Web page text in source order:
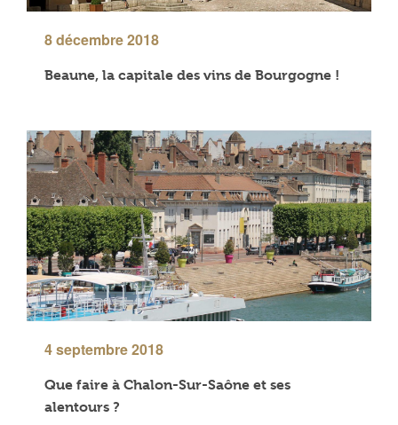
8 décembre 2018
Beaune, la capitale des vins de Bourgogne !
4 septembre 2018
Que faire à Chalon-Sur-Saône et ses
alentours ?